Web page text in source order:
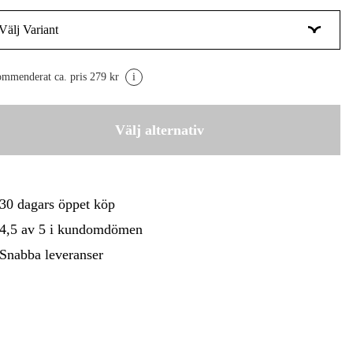
Hem & Fritid Kampanjer
Variant
235 kr
245 kr
ca. pris 279 kr i
Välj alternativ
30 dagars öppet köp
4,5 av 5 i kundomdömen
Snabba leveranser